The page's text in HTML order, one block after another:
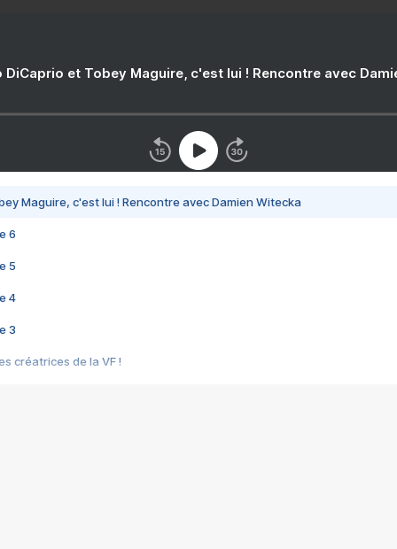
DiCaprio et Tobey Maguire, c'est lui ! Rencontre avec
Maguire, c'est lui ! Rencontre avec Damien Witecka
6
5
4
3
créatrices de la VF !